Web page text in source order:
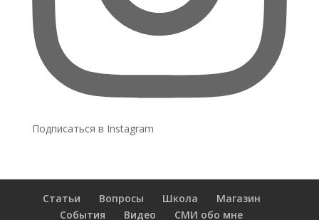
Подписаться в Instagram
Статьи Вопросы Школа
Магазин
События
Видео СМИ обо мне